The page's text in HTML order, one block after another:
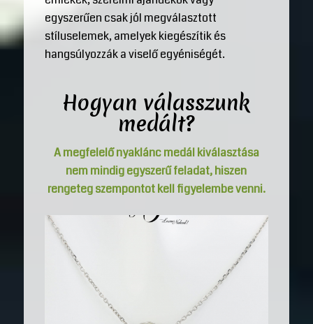
egyszerűen csak jól megválasztott
stíluselemek, amelyek kiegészítik és
hangsúlyozzák a viselő egyéniségét.
Hogyan válasszunk
medált?
A megfelelő nyaklánc medál kiválasztása
nem mindig egyszerű feladat, hiszen
rengeteg szempontot kell figyelembe venni.